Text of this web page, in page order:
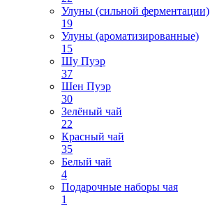
Улуны (сильной ферментации)
19
Улуны (ароматизированные)
15
Шу Пуэр
37
Шен Пуэр
30
Зелёный чай
22
Красный чай
35
Белый чай
4
Подарочные наборы чая
1